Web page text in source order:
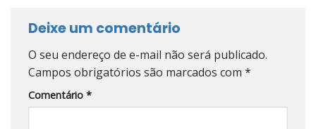
Deixe um comentário
O seu endereço de e-mail não será publicado.
Campos obrigatórios são marcados com *
Comentário *